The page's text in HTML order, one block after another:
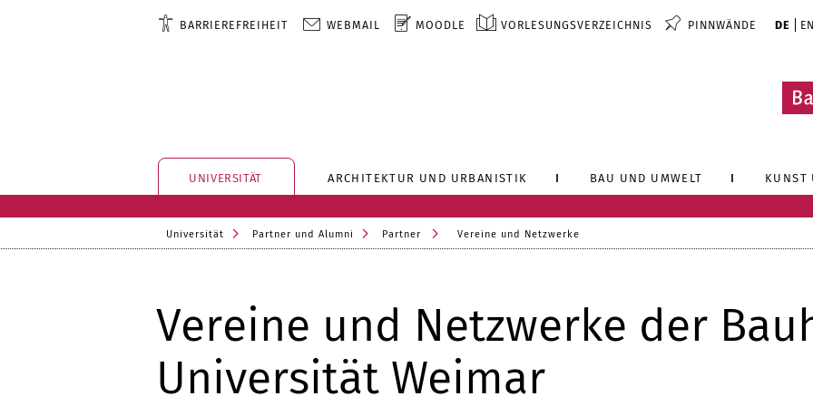
BARRIEREFREIHEIT WEBMAIL MOODLE VORLESUNGSVERZEICHNIS PINNWÄNDE DE EN
UNIVERSITÄT ARCHITEKTUR UND URBANISTIK BAU UND UMWELT KUNST
Universität Partner und Alumni Partner Vereine und Netzwerke
Vereine und Netzwerke der
Universität Weimar